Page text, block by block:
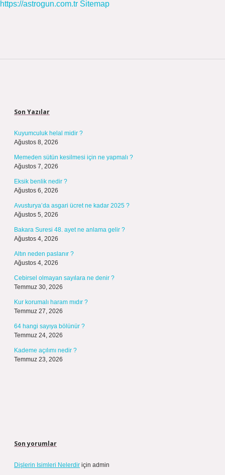
https://astrogun.com.tr Sitemap
Son Yazılar
Kuyumculuk helal midir ?
Ağustos 8, 2026
Memeden sütün kesilmesi için ne yapmalı ?
Ağustos 7, 2026
Eksik benlik nedir ?
Ağustos 6, 2026
Avusturya’da asgari ücret ne kadar 2025 ?
Ağustos 5, 2026
Bakara Suresi 48. ayet ne anlama gelir ?
Ağustos 4, 2026
Altın neden paslanır ?
Ağustos 4, 2026
Cebirsel olmayan sayılara ne denir ?
Temmuz 30, 2026
Kur korumalı haram mıdır ?
Temmuz 27, 2026
64 hangi sayıya bölünür ?
Temmuz 24, 2026
Kademe açılımı nedir ?
Temmuz 23, 2026
Son yorumlar
Dişlerin Isimleri Nelerdir için admin